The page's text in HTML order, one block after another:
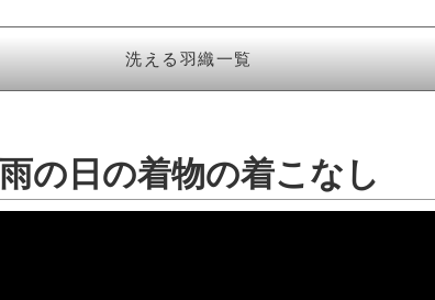
洗える羽織一覧
雨の日の着物の着こなし